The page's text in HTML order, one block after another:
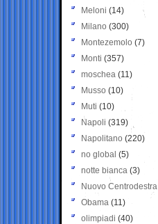
Meloni (14)
Milano (300)
Montezemolo (7)
Monti (357)
moschea (11)
Musso (10)
Muti (10)
Napoli (319)
Napolitano (220)
no global (5)
notte bianca (3)
Nuovo Centrodestra
Obama (11)
olimpiadi (40)